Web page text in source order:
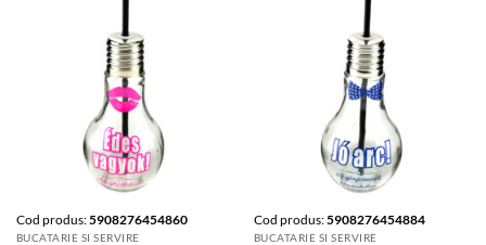
Cod produs:5908276454860
BUCATARIE SI SERVIRE
Cod produs:5908276454884
BUCATARIE SI SERVIRE